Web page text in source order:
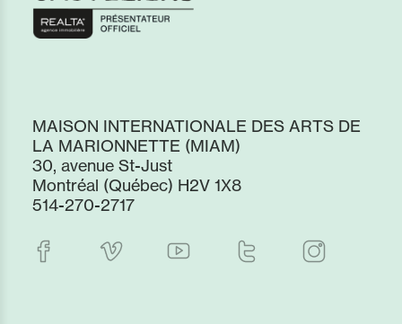
MAISON INTERNATIONALE DES ARTS DE
LA MARIONNETTE (MIAM)
30, avenue St-Just
Montréal (Québec) H2V 1X8
514-270-2717